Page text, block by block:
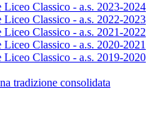
Liceo Classico - a.s. 2023-2024
Liceo Classico - a.s. 2022-2023
Classico - a.s. 2021-2022
Classico - a.s. 2020-2021
Liceo Classico - a.s. 2019-2020
tradizione consolidata